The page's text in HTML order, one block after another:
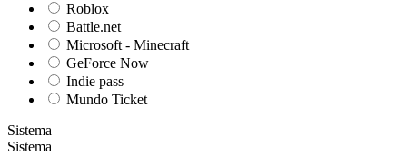
Roblox
Battle.net
Microsoft - Minecraft
GeForce Now
Indie pass
Mundo Ticket
Sistema
Sistema